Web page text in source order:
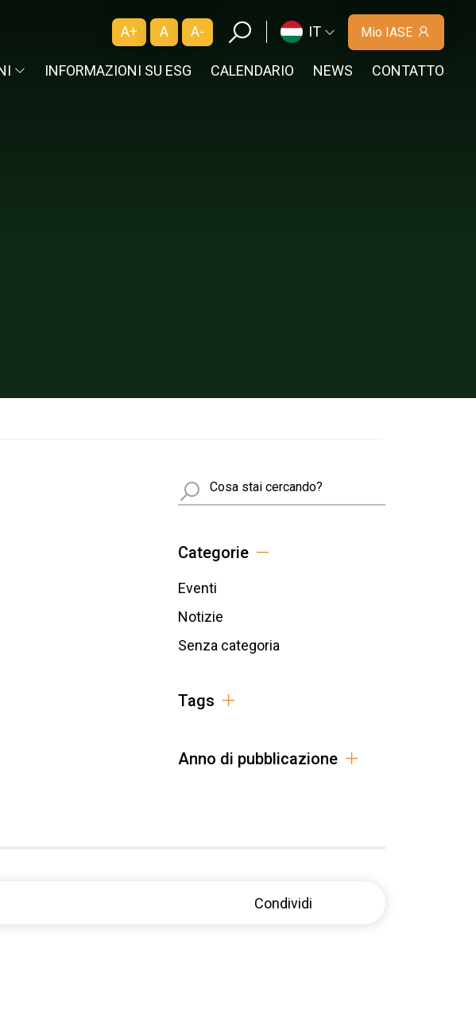
A+ A A- Mio IASE
IT
INFORMAZIONI SU ESG CALENDARIO NEWS CONTATTO
Busca
Categorie
Eventi
Notizie
Senza categoria
Tags
Anno di pubblicazione
Condividi